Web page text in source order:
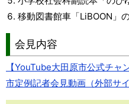
移動図書館車「LiBOON」
会見内容
【YouTube大田原市公式チ
市定例記者会見動画（外部サイ